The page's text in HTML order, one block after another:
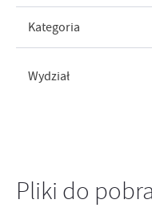
Kategoria
Wydział
Pliki do